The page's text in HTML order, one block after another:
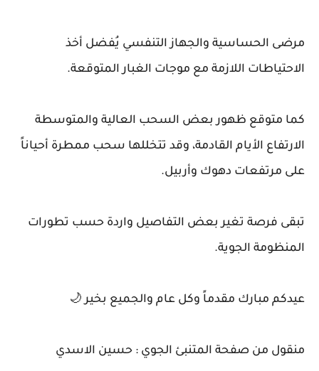
‏مرضى الحساسية والجهاز التنفسي يُفضل أخذ
الاحتياطات اللازمة مع موجات الغبار المتوقعة.
‏كما متوقع ظهور بعض السحب العالية والمتوسطة
الارتفاع الأيام القادمة، وقد تتخللها سحب ممطرة أحياناً
على مرتفعات دهوك وأربيل.
‏تبقى فرصة تغير بعض التفاصيل واردة حسب تطورات
المنظومة الجوية.
‏عيدكم مبارك مقدماً وكل عام والجميع بخير 🌙
‏منقول من صفحة المتنبئ الجوي : حسين الاسدي